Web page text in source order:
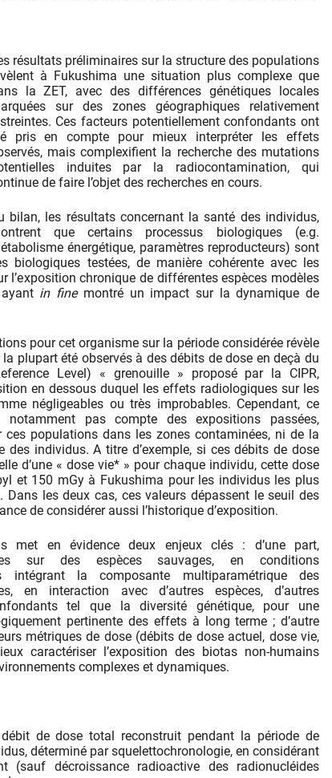
résultats préliminaires sur la structure des populations
à Fukushima une situation plus complexe que
la ZET, avec des différences génétiques locales
sur des zones géographiques relativement
Ces facteurs potentiellement confondants ont
pris en compte pour mieux interpréter les effets
mais complexifient la recherche des mutations
induites par la radiocontamination, qui
de faire l’objet des recherches en cours.
bilan, les résultats concernant la santé des individus,
que certains processus biologiques (e.g.
énergétique, paramètres reproducteurs) sont
biologiques testées, de manière cohérente avec les
l’exposition chronique de différentes espèces modèles
in finemontré un impact sur la dynamique de
pour cet organisme sur la période considérée révèle
plupart été observés à des débits de dose en deçà du
Level) « grenouille » proposé par la CIPR,
en dessous duquel les effets radiologiques sur les
négligeables ou très improbables. Cependant, ce
pas compte des expositions passées,
ces populations dans les zones contaminées, ni de la
des individus. A titre d’exemple, si ces débits de dose
d’une « dose vie* » pour chaque individu, cette dose
et 150 mGy à Fukushima pour les individus les plus
Dans les deux cas, ces valeurs dépassent le seuil des
de considérer aussi l’historique d’exposition.
met en évidence deux enjeux clés : d’une part,
sur des espèces sauvages, en conditions
intégrant la composante multiparamétrique des
en interaction avec d’autres espèces, d’autres
tel que la diversité génétique, pour une
pertinente des effets à long terme ; d’autre
métriques de dose (débits de dose actuel, dose vie,
caractériser l’exposition des biotas non-humains
complexes et dynamiques.
de dose total reconstruit pendant la période de
déterminé par squelettochronologie, en considérant
décroissance radioactive des radionucléides